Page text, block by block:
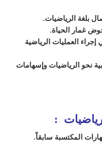
بلغة الرياضيات.
غمار الحياة.
العمليات الرياضية
نحو الرياضيات وإسهامات
:
المكتسبة سابقاً.